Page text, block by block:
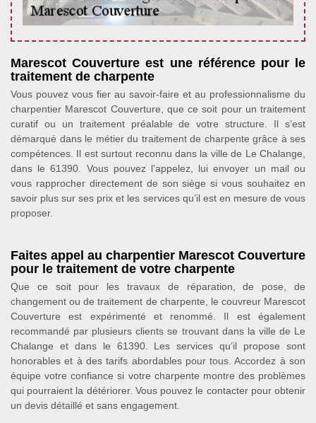
Marescot Couverture est une référence pour le
traitement de charpente
Vous pouvez vous fier au savoir-faire et au professionnalisme du
charpentier Marescot Couverture, que ce soit pour un traitement
curatif ou un traitement préalable de votre structure. Il s’est
démarqué dans le métier du traitement de charpente grâce à ses
compétences. Il est surtout reconnu dans la ville de Le Chalange,
dans le 61390. Vous pouvez l’appelez, lui envoyer un mail ou
vous rapprocher directement de son siège si vous souhaitez en
savoir plus sur ses prix et les services qu’il est en mesure de vous
proposer.
Faites appel au charpentier Marescot Couverture
pour le traitement de votre charpente
Que ce soit pour les travaux de réparation, de pose, de
changement ou de traitement de charpente, le couvreur Marescot
Couverture est expérimenté et renommé. Il est également
recommandé par plusieurs clients se trouvant dans la ville de Le
Chalange et dans le 61390. Les services qu’il propose sont
honorables et à des tarifs abordables pour tous. Accordez à son
équipe votre confiance si votre charpente montre des problèmes
qui pourraient la détériorer. Vous pouvez le contacter pour obtenir
un devis détaillé et sans engagement.